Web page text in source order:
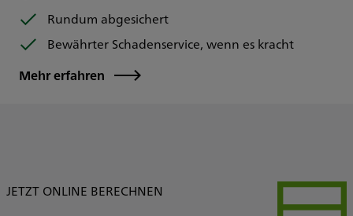
Rundum abgesichert
Bewährter Schadenservice, wenn es kracht
Mehr erfahren
JETZT ONLINE BERECHNEN